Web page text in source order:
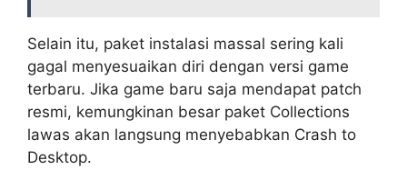
Selain itu, paket instalasi massal sering kali
gagal menyesuaikan diri dengan versi game
terbaru. Jika game baru saja mendapat patch
resmi, kemungkinan besar paket Collections
lawas akan langsung menyebabkan Crash to
Desktop.